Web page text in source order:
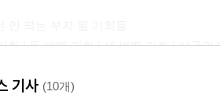
회 | 두 번째 기회 | 세 번째 기회 | 성공의
민을 부추기는 사회
기사 (10개)